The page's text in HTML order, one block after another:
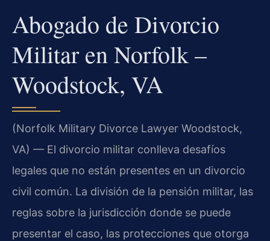
Abogado de Divorcio
Militar en Norfolk –
Woodstock, VA
(Norfolk Military Divorce Lawyer Woodstock,
VA) — El divorcio militar conlleva desafíos
legales que no están presentes en un divorcio
civil común. La división de la pensión militar, las
reglas sobre la jurisdicción donde se puede
presentar el caso, las protecciones que otorga